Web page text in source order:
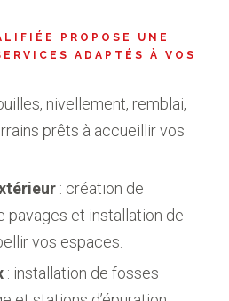
PROPOSE UNE
ADAPTÉS À VOS
nivellement, remblai,
prêts à accueillir vos
: création de
pavages et installation de
vos espaces.
: installation de fosses